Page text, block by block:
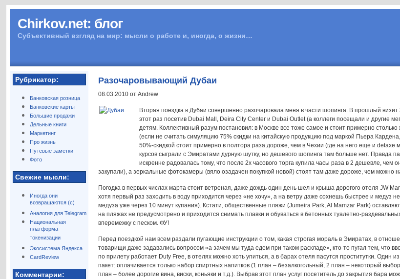
Chirkov.net: блог
Субъективный взгляд на мир: мысли о работе и, иногда, о жизни…
Рубрикатор:
Банковская розница
Банковские карты
Большие продажи
Дельные книги
Маркетинг
Про жизнь
Путевые заметки
Фото
Свежие мысли:
Иногда они
возвращаются (с)
Аналогия для Telegram
Национальная
платформа
токенизации
Экосистема Яндекса
CardReview
Комментарии:
Разочаровывающий Дубаи
08.03.2010 от Andrew
Вторая поездка в Дубаи совершенно разочаровала меня в части шопинга. В прошлый
этот раз посетив Dubai Mall, Deira City Center и Dubai Outlet (а коллеги посещали и другие
детям. Коллективный разум постановил: в Москве все тоже самое и стоит примерно
(если не считать симуляцию 75% скидки на китайскую продукцию под маркой Пьера
50%-скидкой стоит примерно в полтора раза дороже, чем в Чехии (где на него еще и
курсов сыграли с Эмиратами дурную шутку, но дешевого шопинга там больше нет. Правда
искренне радовалась тому, что после 2х часового торга купила часы раза в 2 дешевле, чем
закупали), а зеркальные фотокамеры (вяло озадачен покупкой новой) стоят там даже дороже, чем можно
Погодка в первых числах марта стоит ветреная, даже дождь один день шел и крыша дорогого отеля JW
хотя первый раз заходить в воду приходится через «не хочу», а на ветру даже сохнешь быстрее и
медуза уже через 10 минут купания). Кстати, общественные пляжи (Jumeira Park, Al Mamzar Park)
на пляжах не предусмотрено и приходится снимать плавки и обуваться в бетонных туалетно-
вперемежку с песком. ФУ!
Перед поездкой нам всем раздали пугающие инструкции о том, какая строгая мораль в Эмиратах, в
товарищи даже задавались вопросом «а зачем мы туда едем при таком раскладе», кто-то пугал тем, что
по прилету работает Duty Free, в отелях можно хоть упиться, а в барах отеля пасутся проститутки. Один
пакет: оплачивается только набор спиртных напитков (1 план – безалкогольный, 2 план – некоторый
план – более дорогие вина, виски, коньяки и т.д.). Выбрав этот план услуг посетитель до закрытия бара